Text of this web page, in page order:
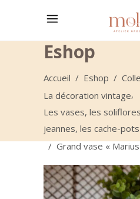
Votre sélection est vide
Eshop
Accueil / Eshop /
La décoration vintage,
Les vases, les
jeannes, les cache-pots
/ Grand vase «